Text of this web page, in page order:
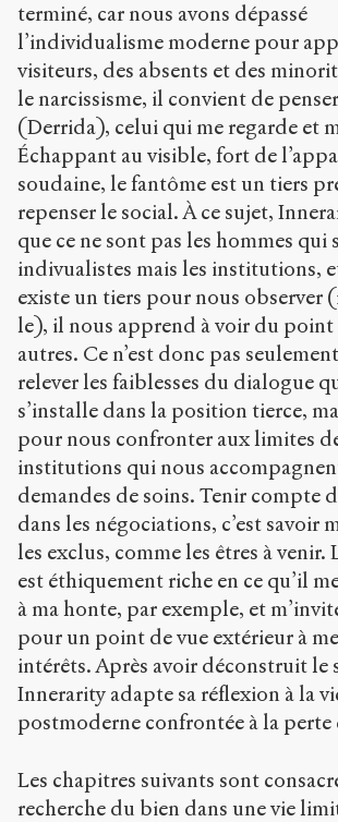
terminé, car nous avons dépassé
l’individualisme moderne pour
visiteurs, des absents et des
le narcissisme, il convient de
(Derrida), celui qui me regarde et
Échappant au visible, fort de
soudaine, le fantôme est un tiers
repenser le social. À ce sujet,
que ce ne sont pas les hommes qui
indivualistes mais les institutions,
existe un tiers pour nous observer
le), il nous apprend à voir du point
autres. Ce n’est donc pas
relever les faiblesses du dialogue
s’installe dans la position tierce,
pour nous confronter aux limites
institutions qui nous
demandes de soins. Tenir compte
dans les négociations, c’est savoir
les exclus, comme les êtres à venir.
est éthiquement riche en ce qu’il
à ma honte, par exemple, et
pour un point de vue extérieur à
intérêts. Après avoir déconstruit le
Innerarity adapte sa réflexion à la
postmoderne confrontée à la perte
Les chapitres suivants sont
recherche du bien dans une vie